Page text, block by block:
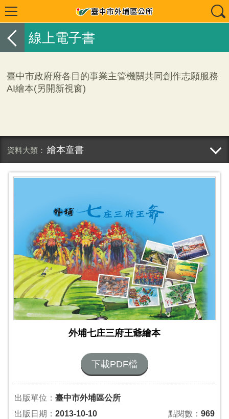
線上電子書
臺中市政府府各目的事業主管機關共同創作志願服務
AI繪本(另開新視窗)
繪本童書
外埔七庄三府王爺繪本
下載PDF檔
出版單位： 臺中市外埔區公所
出版日期： 2013-10-10 點閱數：969